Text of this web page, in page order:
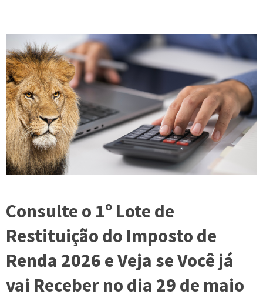
Consulte o 1º Lote de
Restituição do Imposto de
Renda 2026 e Veja se Você já
vai Receber no dia 29 de maio